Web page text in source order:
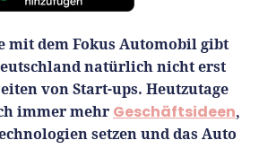
finden
mit dem Fokus Automobil gibt
natürlich nicht erst
von Start-ups. Heutzutage
immer mehr Geschäftsideen,
setzenund das Auto